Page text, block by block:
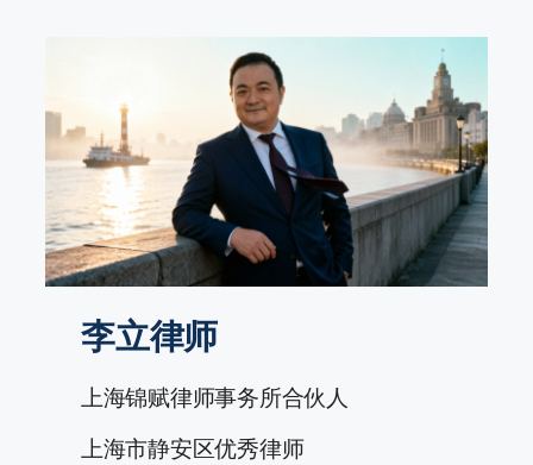
李立律师
上海锦赋律师事务所合伙人
上海市静安区优秀律师